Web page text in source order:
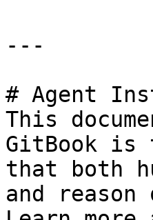
---
# Agent
This
GitBook is
that both
and